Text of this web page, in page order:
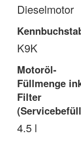
Dieselmotor
K9K
Motoröl-
Füllmenge
Filter
4.5 l